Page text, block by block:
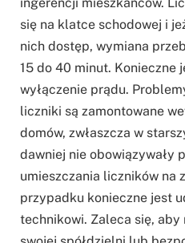
się na klatce schodowej i
nich dostęp, wymiana
15 do 40 minut. Konieczne
wyłączenie prądu.
liczniki są zamontowane
domów, zwłaszcza w
dawniej nie obowiązywały
umieszczania liczników na
przypadku konieczne jest
technikowi. Zaleca się,